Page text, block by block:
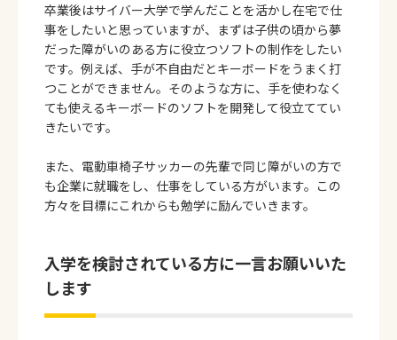
卒業後はサイバー大学で学んだことを活かし在宅で仕
事をしたいと思っていますが、まずは子供の頃から夢
だった障がいのある方に役立つソフトの制作をしたい
です。例えば、手が不自由だとキーボードをうまく打
つことができません。そのような方に、手を使わなく
ても使えるキーボードのソフトを開発して役立ててい
きたいです。
また、電動車椅子サッカーの先輩で同じ障がいの方で
も企業に就職をし、仕事をしている方がいます。この
方々を目標にこれからも勉学に励んでいきます。
入学を検討されている方に一言お願いいた
します